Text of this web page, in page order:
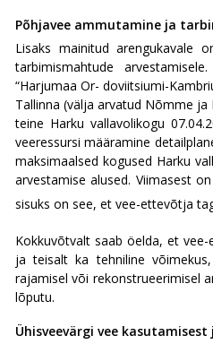
Põhjavee ammutamine ja
Lisaks mainitud arengukavale
tarbimismahtude
“Harjumaa Or- doviitsiumi-
Tallinna (välja arvatud Nõmme
teine Harku vallavolikogu
veeressursi määramine
maksimaalsed kogused Harku
arvestamise alused. Viimasest
sisuks on see, et vee-ettevõtja
Kokkuvõtvalt saab öelda, et
ja teisalt ka tehniline
rajamisel või rekonstrueerimisel
lõputu.
Ühisveevärgi vee